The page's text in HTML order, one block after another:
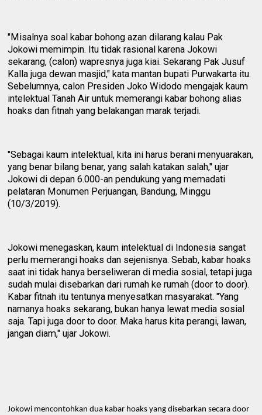
"Misalnya soal kabar bohong azan dilarang kalau Pak
Jokowi memimpin. Itu tidak rasional karena Jokowi
sekarang, (calon) wapresnya juga kiai. Sekarang Pak Jusuf
Kalla juga dewan masjid," kata mantan bupati Purwakarta itu.
Sebelumnya, calon Presiden Joko Widodo mengajak kaum
intelektual Tanah Air untuk memerangi kabar bohong alias
hoaks dan fitnah yang belakangan marak terjadi.
"Sebagai kaum intelektual, kita ini harus berani menyuarakan,
yang benar bilang benar, yang salah katakan salah," ujar
Jokowi di depan 6.000-an pendukung yang memadati
pelataran Monumen Perjuangan, Bandung, Minggu
(10/3/2019).
Jokowi menegaskan, kaum intelektual di Indonesia sangat
perlu memerangi hoaks dan sejenisnya. Sebab, kabar hoaks
saat ini tidak hanya berseliweran di media sosial, tetapi juga
sudah mulai disebarkan dari rumah ke rumah (door to door).
Kabar fitnah itu tentunya menyesatkan masyarakat. "Yang
namanya hoaks sekarang, bukan hanya lewat media sosial
saja. Tapi juga door to door. Maka harus kita perangi, lawan,
jangan diam," ujar Jokowi.
Jokowi mencontohkan dua kabar hoaks yang disebarkan secara door